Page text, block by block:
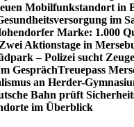
Mobilfunkstandort in
im
Marke: 1.000
Aktionstage in
– Polizei sucht
GesprächTreuepass
an Herder-
Bahn prüft
im Überblick